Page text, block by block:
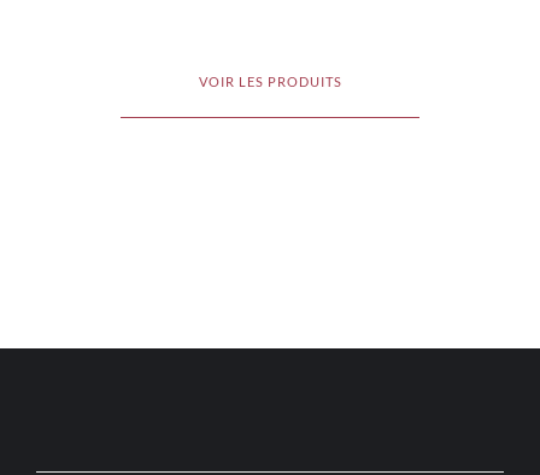
VOIR LES PRODUITS